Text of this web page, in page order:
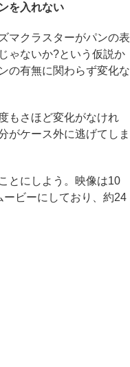
を入れない
マクラスターがパンの表
ゃないか?という仮説か
の有無に関わらず変化な
もさほど変化がなけれ
がケース外に逃げてしま
とにしよう。映像は10
ビーにしており、約24